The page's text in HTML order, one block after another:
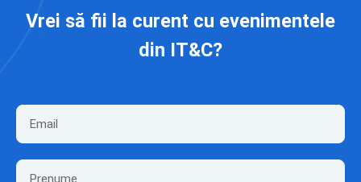
Vrei să fii la curent cu evenimentele
din IT&C?